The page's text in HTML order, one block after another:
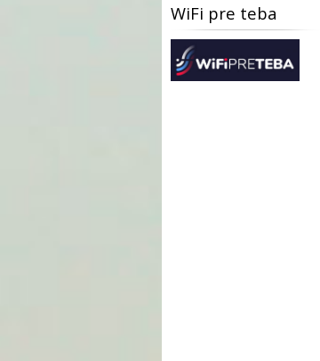
WiFi pre teba